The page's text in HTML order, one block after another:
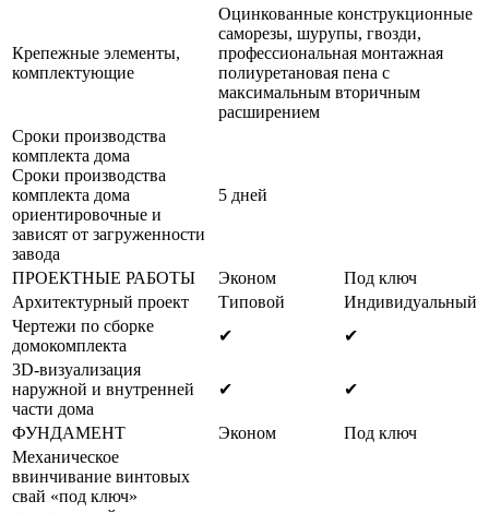
Крепежные элементы,
комплектующие
Оцинкованные конструкционные
саморезы, шурупы, гвозди,
профессиональная монтажная
полиуретановая пена с
максимальным вторичным
расширением
Сроки производства
комплекта дома
Сроки производства
комплекта дома
ориентировочные и
зависят от загруженности
завода
5 дней
ПРОЕКТНЫЕ РАБОТЫ Эконом
Под ключ
Архитектурный проект
Типовой
Индивидуальный
Чертежи по сборке
домокомплекта
✔
✔
3D-визуализация
наружной и внутренней
части дома
✔ ✔
ФУНДАМЕНТ Эконом
Под ключ
Механическое
ввинчивание винтовых
свай «под ключ»